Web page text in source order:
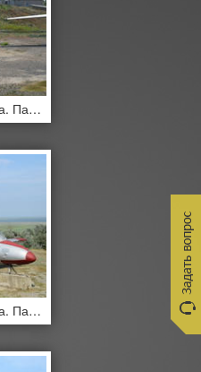
Музейный экземпляр самолета. Памятник самолет-истребитель. Военный Музей Хилл.
Музейный экземпляр самолета. Памятник самолет-истребитель. Военный Музей Хилл.